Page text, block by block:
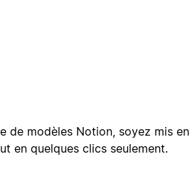
de modèles Notion, soyez mis en
en quelques clics seulement.